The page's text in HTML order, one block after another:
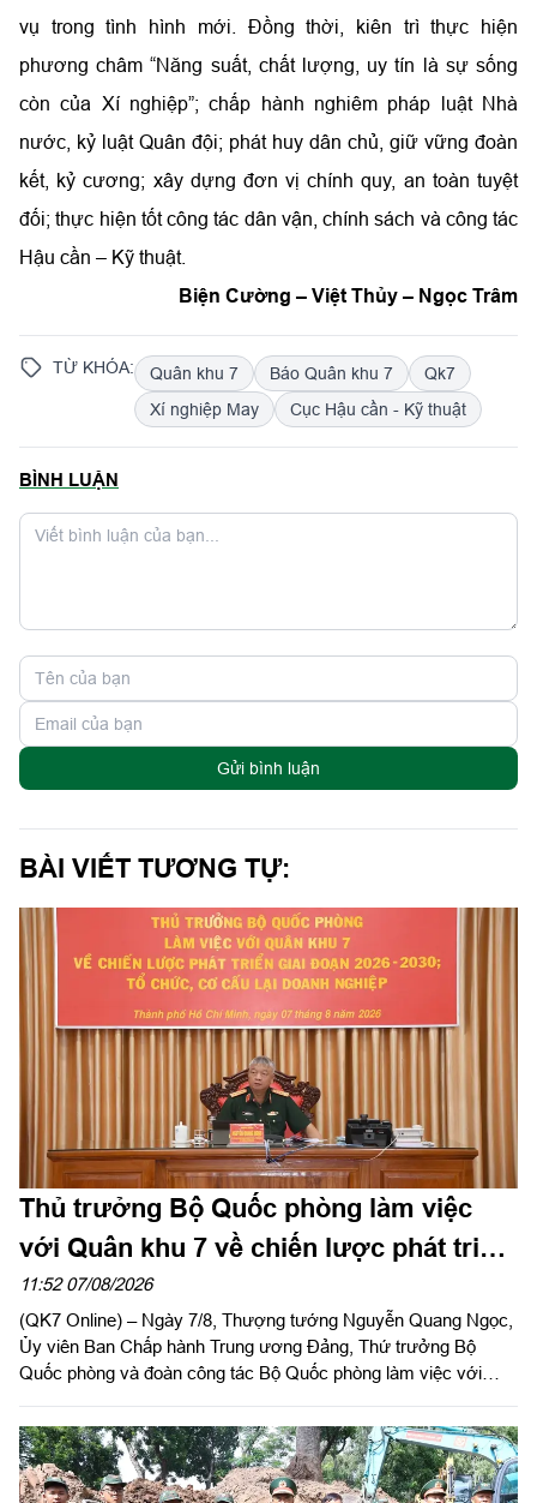
vụ trong tình hình mới. Đồng thời, kiên trì thực hiện
phương châm “Năng suất, chất lượng, uy tín là sự sống
còn của Xí nghiệp”; chấp hành nghiêm pháp luật Nhà
nước, kỷ luật Quân đội; phát huy dân chủ, giữ vững đoàn
kết, kỷ cương; xây dựng đơn vị chính quy, an toàn tuyệt
đối; thực hiện tốt công tác dân vận, chính sách và công tác
Hậu cần – Kỹ thuật.
Biện Cường – Việt Thủy – Ngọc Trâm
TỪ KHÓA: Quân khu 7 Báo Quân khu 7
Qk7
Xí nghiệp May
Cục Hậu cần - Kỹ thuật
BÌNH LUẬN
Gửi bình luận
BÀI VIẾT TƯƠNG TỰ:
Thủ trưởng Bộ Quốc phòng làm việc
với Quân khu 7 về chiến lược phát triển
giai đoạn 2026 – 2030, tổ chức, cơ cấu
lại doanh nghiệp
11:52 07/08/2026
(QK7 Online) – Ngày 7/8, Thượng tướng Nguyễn Quang Ngọc,
Ủy viên Ban Chấp hành Trung ương Đảng, Thứ trưởng Bộ
Quốc phòng và đoàn công tác Bộ Quốc phòng làm việc với
chức cơ cấu lại doanh nghiệp. Thiếu tướng Đặng Văn Lẫm, Ủy
viên Thường vụ Đảng ủy, Phó Tư lệnh Quân khu tiếp đoàn.